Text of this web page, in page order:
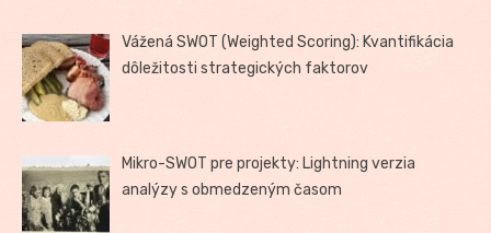
Vážená SWOT (Weighted Scoring): Kvantifikácia
dôležitosti strategických faktorov
Mikro-SWOT pre projekty: Lightning verzia
analýzy s obmedzeným časom